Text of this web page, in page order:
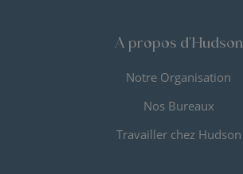
A propos d'Hudson
Notre Organisation
Nos Bureaux
Travailler chez Hudson